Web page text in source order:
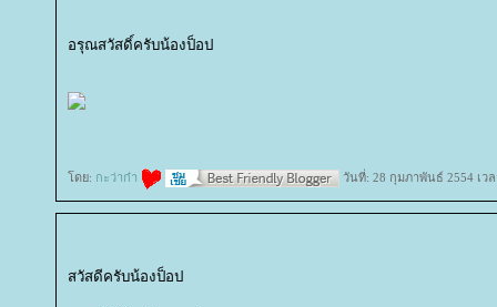
อรุณสวัสดิ์ครับน้องป็อป
ดย: กะว่าก๋า วันที่: 28 กุมภาพันธ์ 2554 เว
สวัสดีครับน้องป็อป